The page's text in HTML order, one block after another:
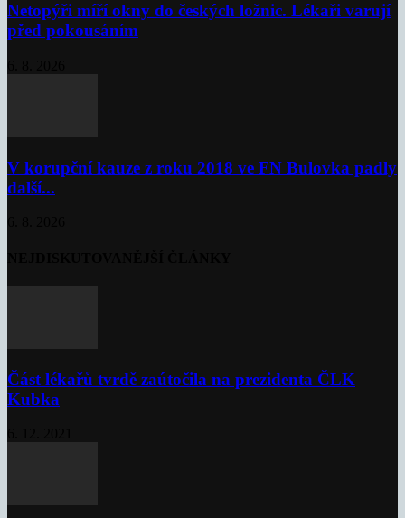
Netopýři míří okny do českých ložnic. Lékaři varují
před pokousáním
V korupční kauze z roku 2018 ve FN Bulovka padly
další...
Část lékařů tvrdě zaútočila na prezidenta ČLK
Kubka